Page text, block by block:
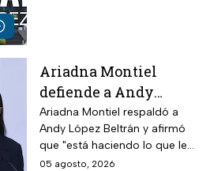
Ariadna Montiel
defiende a Andy
López Beltrán por
actos anticipados de
campaña
Ariadna Montiel respaldó a
Andy López Beltrán y afirmó
que "está haciendo lo que le
toca", pese a las críticas por
05 agosto, 2026